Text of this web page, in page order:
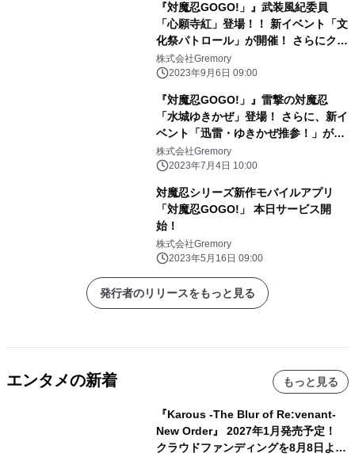
『対魔忍GOGO!」』武装風紀委員
「心願寺紅」登場！！ 新イベント「文
化祭パトロール」が開催！ さらにクリ
アランクシステムも対象クエストが追
加され実装！
株式会社Gremory
2023年9月6日 09:00
『対魔忍GOGO!」』雷撃の対魔忍
「水城ゆきかぜ」登場！ さらに、新イ
ベント「迅雷・ゆきかぜ推参！」が開
催！
株式会社Gremory
2023年7月4日 10:00
対魔忍シリーズ新作モバイルアプリ
「対魔忍GOGO!」 本日サービス開
始！
株式会社Gremory
2023年5月16日 09:00
発行者のリリースをもっと見る
エンタメの新着 もっと見る
『Karous -The Blur of Re:venant-
New Order』 2027年1月発売予定！
クラウドファンディングを8月8日より